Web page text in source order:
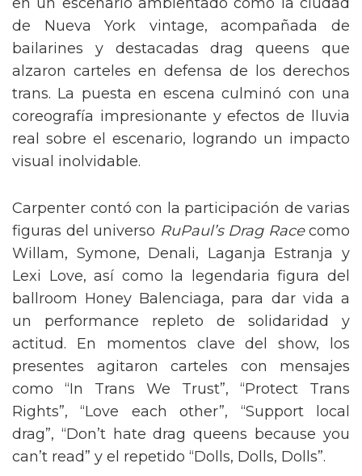
de Nueva York vintage, acompañada de
bailarines y destacadas drag queens que
alzaron carteles en defensa de los derechos
trans. La puesta en escena culminó con una
coreografía impresionante y efectos de lluvia
real sobre el escenario, logrando un impacto
visual inolvidable.
Carpenter contó con la participación de varias
figuras del universo RuPaul’s Drag Racecomo
Willam, Symone, Denali, Laganja Estranja y
Lexi Love, así como la legendaria figura del
ballroom Honey Balenciaga, para dar vida a
un performance repleto de solidaridad y
actitud. En momentos clave del show, los
presentes agitaron carteles con mensajes
como “In Trans We Trust”, “Protect Trans
Rights”, “Love each other”, “Support local
drag”, “Don’t hate drag queens because you
can’t read” y el repetido “Dolls, Dolls, Dolls”.